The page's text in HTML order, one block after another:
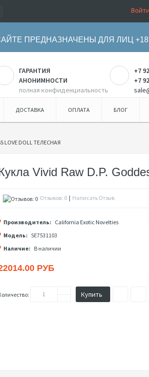
ПРЕДНАЗНАЧЕНЫ ДЛЯ ЛИЦ
ГАРАНТИЯ
АНОНИМНОСТИ
полная конфиденциальность
+7
+7
ДОСТАВКА ОПЛАТА БЛОГ
LOVE DOLL ТЕЛЕСНАЯ
Vivid Raw D.P.
Отзывов: 0| Написать Отзыв
Производитель: California Exotic Novelties
Модель: SE7531103
Наличие: В наличии
РУБ
Купить